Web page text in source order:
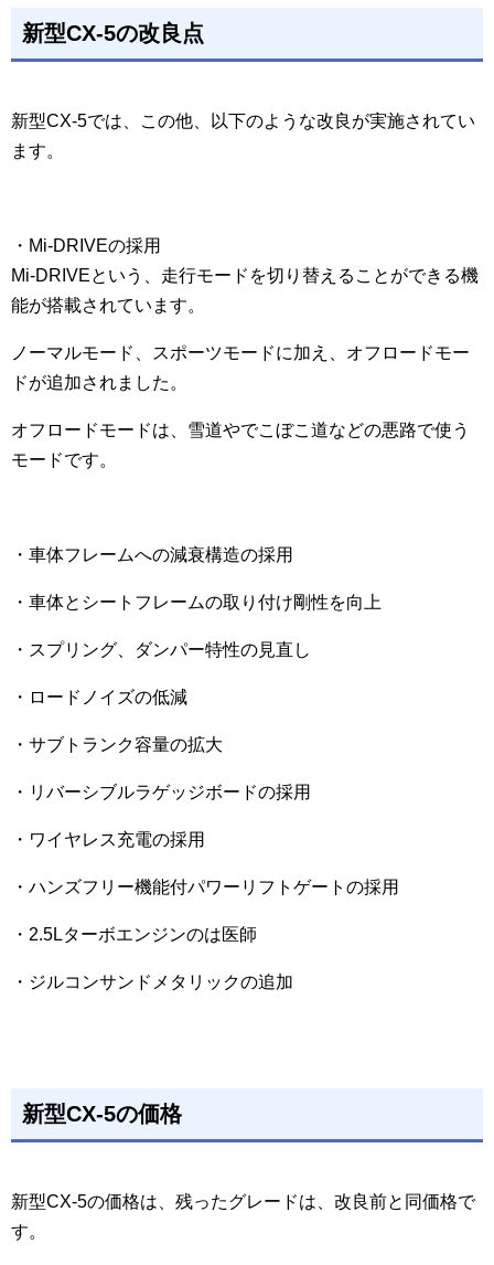
新型CX-5の改良点
新型CX-5では、この他、以下のような改良が実施されてい
ます。
・Mi-DRIVEの採用
Mi-DRIVEという、走行モードを切り替えることができる機
能が搭載されています。
ノーマルモード、スポーツモードに加え、オフロードモー
ドが追加されました。
オフロードモードは、雪道やでこぼこ道などの悪路で使う
モードです。
・車体フレームへの減衰構造の採用
・車体とシートフレームの取り付け剛性を向上
・スプリング、ダンパー特性の見直し
・ロードノイズの低減
・サブトランク容量の拡大
・リバーシブルラゲッジボードの採用
・ワイヤレス充電の採用
・ハンズフリー機能付パワーリフトゲートの採用
・2.5Lターボエンジンのは医師
・ジルコンサンドメタリックの追加
新型CX-5の価格
新型CX-5の価格は、残ったグレードは、改良前と同価格で
す。